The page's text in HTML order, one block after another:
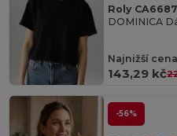
Roly CA6687
Najnižší
143,29 kč
-56%